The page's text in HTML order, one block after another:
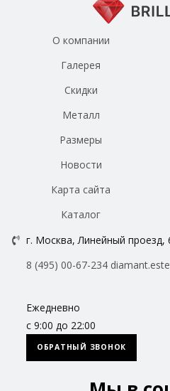
О компании
Галерея
Скидки
Металл
Размеры
Новости
Карта сайта
Каталог
г. Москва, Линейный проезд,
8 (495) 00-67-234
Ежедневно
с 9:00 до 22:00
ОБРАТНЫЙ ЗВОНОК